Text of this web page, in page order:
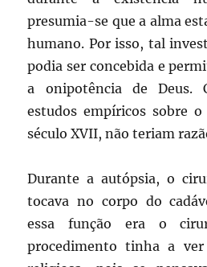
presumia-se que a alma
humano. Por isso, tal
podia ser concebida e
a onipotência de Deus.
estudos empíricos sobre
século XVII, não teriam
Durante a autópsia, o
tocava no corpo do
essa função era o
procedimento tinha a